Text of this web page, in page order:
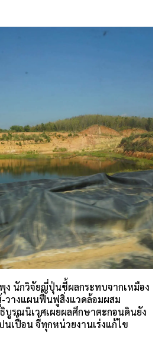
ง นักวิจัยญี่ปุ่นชี้ผลกระทบจากเหมือง
วางแผนฟื้นฟูสิ่งแวดล้อมผสม
รณนิเวศเผยผลศึกษาตะกอนดินยัง
เปื้อน จี้ทุกหน่วยงานเร่งแก้ไข